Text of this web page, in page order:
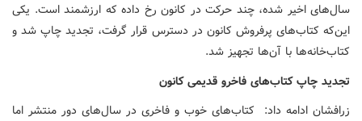
سال‌های اخیر شده، چند حرکت در کانون رخ داده که ارزشمند است. یکی
این‌که کتاب‌های پرفروش کانون در دسترس قرار گرفت، تجدید چاپ شد و
کتاب‌خانه‌ها با آن‌ها تجهیز شد.
تجدید چاپ کتاب‌های فاخرو قدیمی کانون
زرافشان ادامه داد: کتاب‌های خوب و فاخری در سال‌های دور منتشر اما